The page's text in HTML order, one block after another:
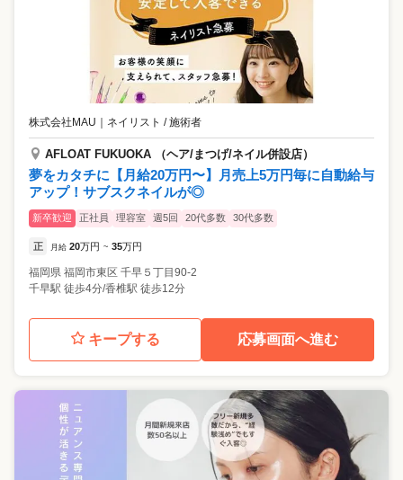
株式会社MAU ｜ ネイリスト / 施術者
AFLOAT FUKUOKA （ヘア/まつげ/ネイル併設店）
夢をカタチに【月給20万円〜】月売上5万円毎に自動給与
アップ！サブスクネイルが◎
新卒歓迎 正社員 理容室 週5回 20代多数 30代多数
正 月給 20万円 ~ 35万円
福岡県 福岡市東区 千早５丁目90-2
千早駅 徒歩4分/香椎駅 徒歩12分
キープする 応募画面へ進む